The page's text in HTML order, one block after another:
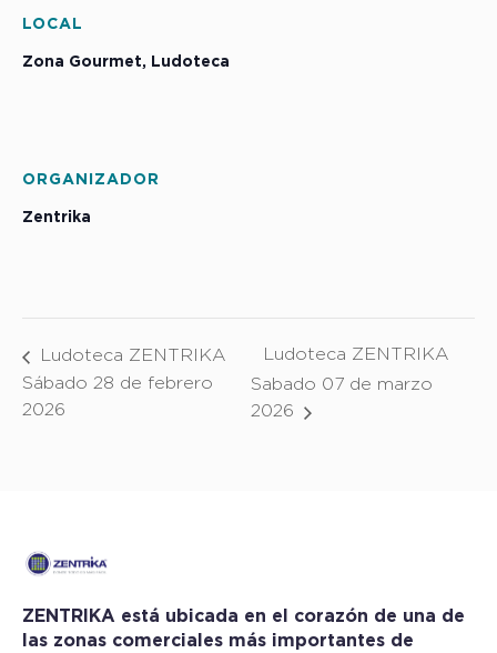
LOCAL
Zona Gourmet, Ludoteca
ORGANIZADOR
Zentrika
Ludoteca ZENTRIKA
Sábado 28 de febrero
2026
Ludoteca ZENTRIKA
Sabado 07 de marzo
2026
ZENTRIKA está ubicada en el corazón de una de
las zonas comerciales más importantes de